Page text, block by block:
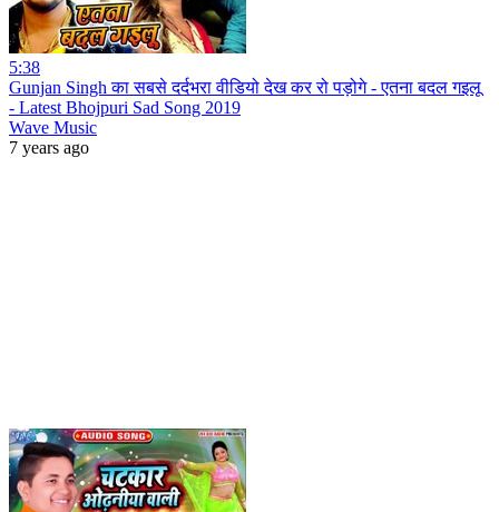
5:38
Gunjan Singh का सबसे दर्दभरा वीडियो देख कर रो पड़ोगे - एतना बदल गइलू
- Latest Bhojpuri Sad Song 2019
Wave Music
7 years ago